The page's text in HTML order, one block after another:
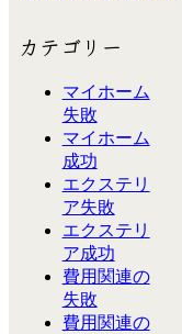
カテゴリー
マイホーム
失敗
マイホーム
成功
エクステリ
ア失敗
エクステリ
ア成功
費用関連の
失敗
費用関連の